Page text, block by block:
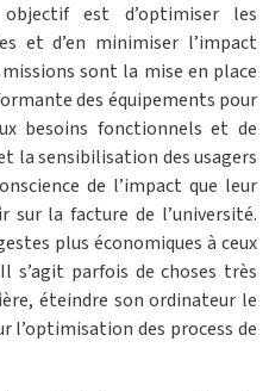
est d’optimiser les
et d’en minimiser l’impact
sont la mise en place
des équipements pour
besoins fonctionnels et de
la sensibilisation des usagers
de l’impact que leur
sur la facture de l’université.
plus économiques à ceux
s’agit parfois de choses très
éteindre son ordinateur le
l’optimisation des process de